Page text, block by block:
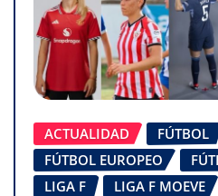
ACTUALIDAD
FÚTBOL
FÚTBOL EUROPEO
LIGA F
LIGA F MOEVE